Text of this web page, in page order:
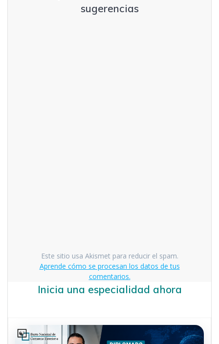
sugerencias
Este sitio usa Akismet para reducir el spam.
Aprende cómo se procesan los datos de tus
comentarios.
Inicia una especialidad ahora